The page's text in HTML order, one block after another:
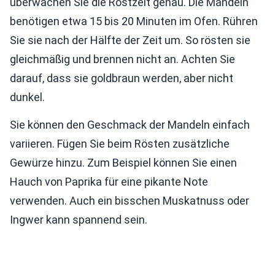
benötigen etwa 15 bis 20 Minuten im Ofen. Rühren
Sie sie nach der Hälfte der Zeit um. So rösten sie
gleichmäßig und brennen nicht an. Achten Sie
darauf, dass sie goldbraun werden, aber nicht
dunkel.
Sie können den Geschmack der Mandeln einfach
variieren. Fügen Sie beim Rösten zusätzliche
Gewürze hinzu. Zum Beispiel können Sie einen
Hauch von Paprika für eine pikante Note
verwenden. Auch ein bisschen Muskatnuss oder
Ingwer kann spannend sein.